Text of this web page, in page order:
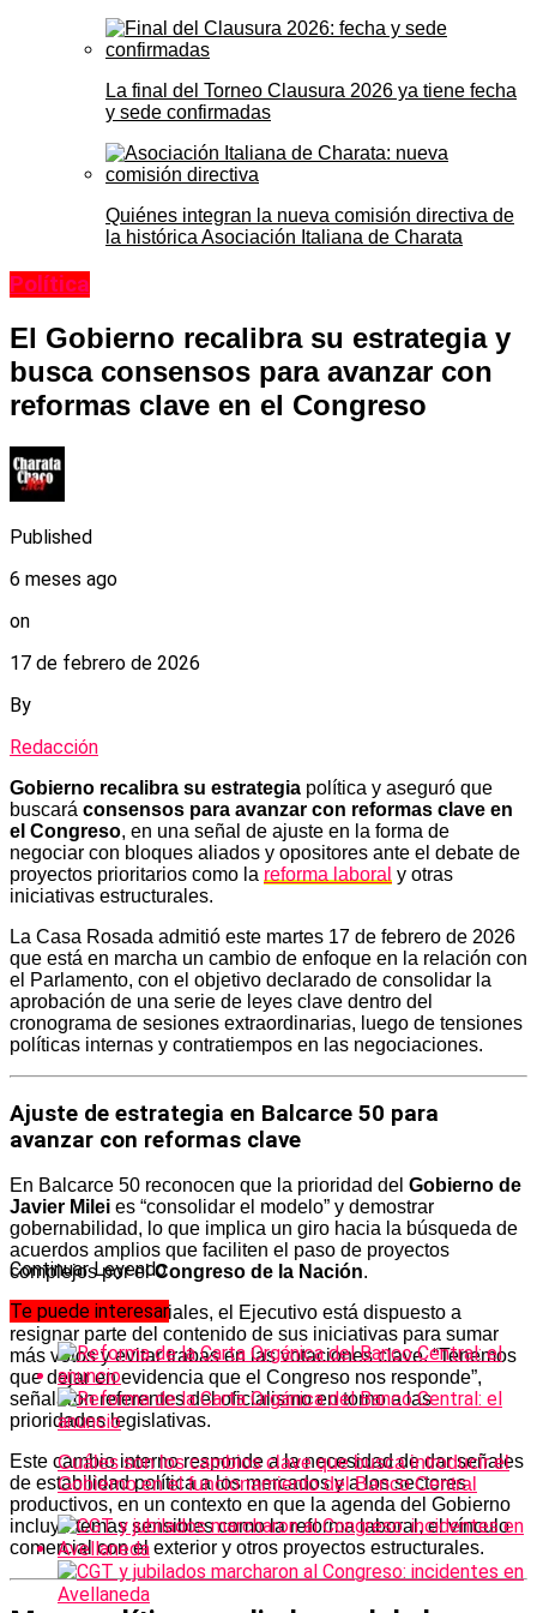
La final del Torneo Clausura 2026 ya tiene fecha
y sede confirmadas
Quiénes integran la nueva comisión directiva de
la histórica Asociación Italiana de Charata
Política
El Gobierno recalibra su estrategia y
busca consensos para avanzar con
reformas clave en el Congreso
Published
6 meses ago
on
17 de febrero de 2026
By
Redacción
Gobierno recalibra su estrategia política y aseguró que
buscará consensos para avanzar con reformas clave en
el Congreso, en una señal de ajuste en la forma de
negociar con bloques aliados y opositores ante el debate de
proyectos prioritarios como la reforma laboral y otras
iniciativas estructurales.
La Casa Rosada admitió este martes 17 de febrero de 2026
que está en marcha un cambio de enfoque en la relación con
el Parlamento, con el objetivo declarado de consolidar la
aprobación de una serie de leyes clave dentro del
cronograma de sesiones extraordinarias, luego de tensiones
políticas internas y contratiempos en las negociaciones.
Ajuste de estrategia en Balcarce 50 para
avanzar con reformas clave
En Balcarce 50 reconocen que la prioridad del Gobierno de
Javier Milei es “consolidar el modelo” y demostrar
gobernabilidad, lo que implica un giro hacia la búsqueda de
acuerdos amplios que faciliten el paso de proyectos
complejos por elCongreso de la Nación.
Según fuentes oficiales, el Ejecutivo está dispuesto a
resignar parte del contenido de sus iniciativas para sumar
más votos y evitar trabas en las votaciones clave. “Tenemos
que dejar en evidencia que el Congreso nos responde”,
señalaron referentes del oficialismo en torno a las
prioridades legislativas.
Este cambio interno responde a la necesidad de dar señales
de estabilidad política a los mercados y a los sectores
productivos, en un contexto en que la agenda del Gobierno
incluye temas sensibles como la reforma laboral, el vínculo
comercial con el exterior y otros proyectos estructurales.
Continuar Leyendo
Te puede interesar
Cuáles son los cambios clave que busca introducir el
Gobierno en el funcionamiento del Banco Central